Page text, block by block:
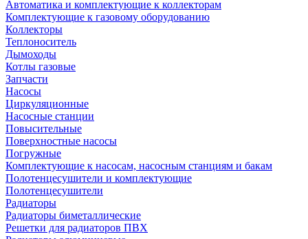
Автоматика и комплектующие к коллекторам
Комплектующие к газовому оборудованию
Коллекторы
Теплоноситель
Дымоходы
Котлы газовые
Запчасти
Насосы
Циркуляционные
Насосные станции
Повысительные
Поверхностные насосы
Погружные
Комплектующие к насосам, насосным станциям и бакам
Полотенцесушители и комплектующие
Полотенцесушители
Радиаторы
Радиаторы биметаллические
Решетки для радиаторов ПВХ